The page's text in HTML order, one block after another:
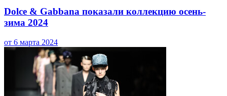
Dolce & Gabbana показали коллекцию осень-
зима 2024
от 6 марта 2024